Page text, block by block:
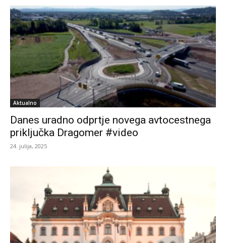
Aktualno
Danes uradno odprtje novega avtocestnega
priključka Dragomer #video
24. julija, 2025